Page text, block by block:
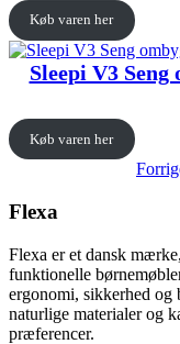
Køb varen her
Sleepi V3
Køb varen her
Flexa
Flexa er et dansk
funktionelle
ergonomi, sikkerhed og
naturlige materialer og
præferencer.